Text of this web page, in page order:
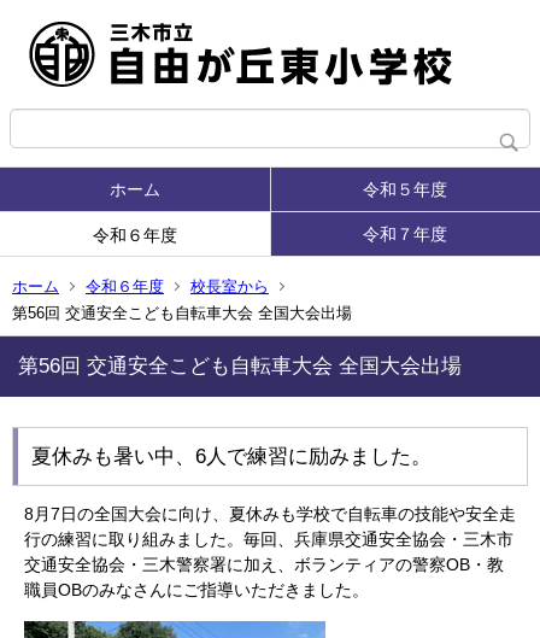
ホーム 令和５年度
令和６年度 令和７年度
ホーム 令和６年度
校長室から
第56回 交通安全こども自転車大会 全国大会出場
第56回 交通安全こども自転車大会 全国大会出場
夏休みも暑い中、6人で練習に励みました。
8月7日の全国大会に向け、夏休みも学校で自転車の技能や安全走
行の練習に取り組みました。毎回、兵庫県交通安全協会・三木市
交通安全協会・三木警察署に加え、ボランティアの警察OB・教
職員OBのみなさんにご指導いただきました。